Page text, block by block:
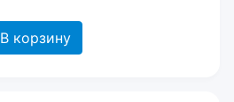
В корзину